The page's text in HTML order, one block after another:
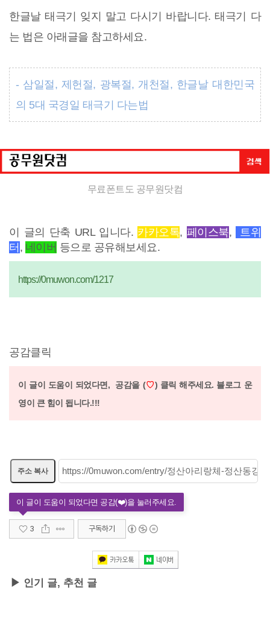
한글날 태극기 잊지 말고 다시기 바랍니다. 태극기 다
는 법은 아래글을 참고하세요.
- 삼일절, 제헌절, 광복절, 개천절, 한글날 대한민국
의 5대 국경일 태극기 다는법
무료폰트도 공무원닷컴
이 글의 단축 URL 입니다. 카카오톡, 페이스북,
트위
터 , 네이버 등으로 공유해보세요.
https://0muwon.com/1217
공감클릭
이 글이 도움이 되었다면, 공감을 (♡) 클릭 해주세요. 블로그 운
영이 큰 힘이 됩니다.!!!
주소 복사
3 구독하기
▶ 인기 글, 추천 글